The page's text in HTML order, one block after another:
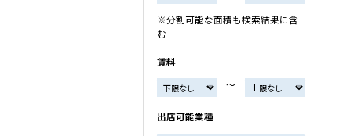
※分割可能な面積も検索結果に含
む
賃料
〜
出店可能業種